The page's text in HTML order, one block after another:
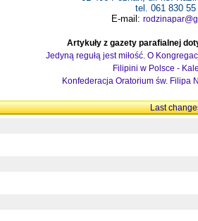
tel. 061 830 55
E-mail:
Artykuły z gazety parafialnej
Jedyną regułą jest miłość. O
Filipini w Polsce -
Konfederacja Oratorium św. Filipa
Last